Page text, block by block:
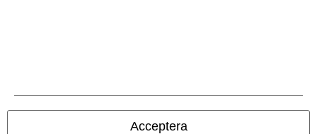
Acceptera
Villkor